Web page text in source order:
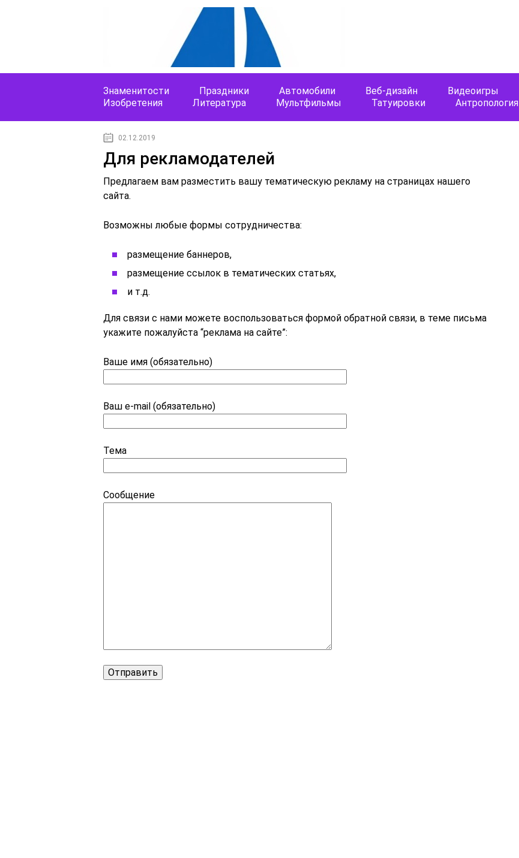
Знаменитости Праздники Автомобили Веб-дизайн Видеоигры
Изобретения
Литература Мультфильмы Татуировки Антропология
02.12.2019
Для рекламодателей
Предлагаем вам разместить вашу тематическую рекламу на страницах нашего
сайта.
Возможны любые формы сотрудничества:
размещение баннеров,
размещение ссылок в тематических статьях,
и т.д.
Для связи с нами можете воспользоваться формой обратной связи, в теме письма
укажите пожалуйста “реклама на сайте”:
Ваше имя (обязательно)
Ваш e-mail (обязательно)
Тема
Сообщение